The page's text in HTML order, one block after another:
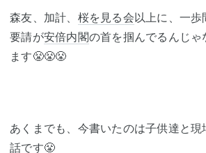
森友、加計、 桜を見る会以上に、一
要請が安倍内閣の首を掴んでるんじゃ
ます😤😤😤
あくまでも、今書いたのは子供達と
話です😤